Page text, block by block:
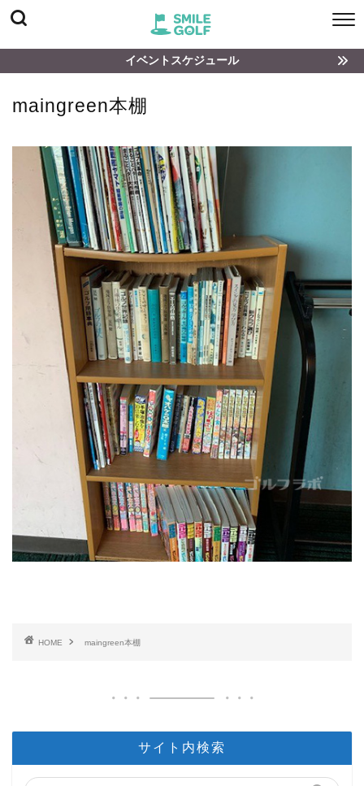
イベントスケジュール
maingreen本棚
HOME maingreen本棚
サイト内検索